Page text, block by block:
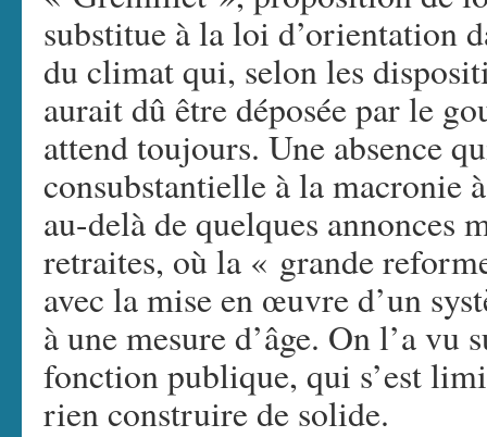
substitue à la loi d’orientation
du climat qui, selon les
aurait dû être déposée par le
attend toujours. Une absence
consubstantielle à la
au-delà de quelques annonces
retraites, où la « grande
avec la mise en œuvre d’un
à une mesure d’âge. On l’a vu
fonction publique, qui s’est
rien construire de solide.